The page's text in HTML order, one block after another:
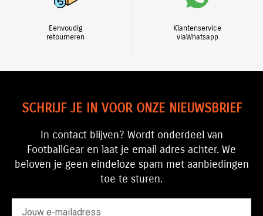
Eenvoudig
retourneren
Klantenservice
viaWhatsapp
SCHRIJF JE IN VOOR ONZE NIEUWSBRIEF
In contact blijven? Wordt onderdeel van
FootballGear en laat je email adres achter. We
beloven je geen eindeloze spam met aanbiedingen
toe te sturen.
emailadres